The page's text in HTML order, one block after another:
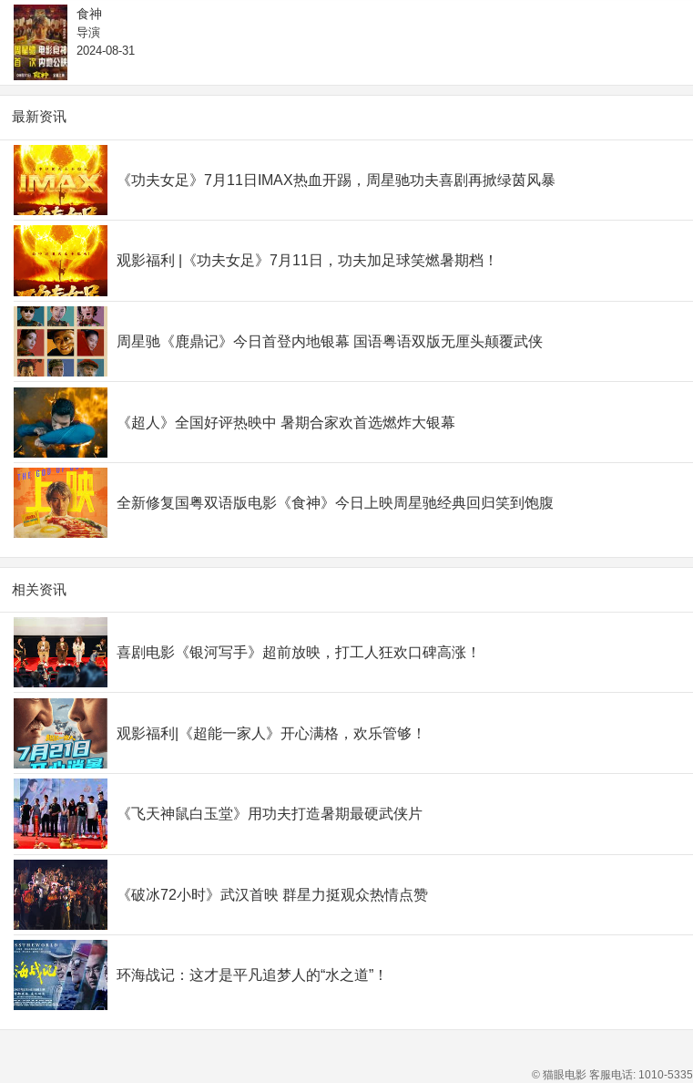
食神
导演
2024-08-31
最新资讯
《功夫女足》7月11日IMAX热血开踢，周星驰功夫喜剧再掀绿茵风暴
观影福利 |《功夫女足》7月11日，功夫加足球笑燃暑期档！
周星驰《鹿鼎记》今日首登内地银幕 国语粤语双版无厘头颠覆武侠
《超人》全国好评热映中 暑期合家欢首选燃炸大银幕
全新修复国粤双语版电影《食神》今日上映周星驰经典回归笑到饱腹
相关资讯
喜剧电影《银河写手》超前放映，打工人狂欢口碑高涨！
观影福利|《超能一家人》开心满格，欢乐管够！
《飞天神鼠白玉堂》用功夫打造暑期最硬武侠片
《破冰72小时》武汉首映 群星力挺观众热情点赞
环海战记：这才是平凡追梦人的“水之道”！
© 猫眼电影 客服电话:1010-5335